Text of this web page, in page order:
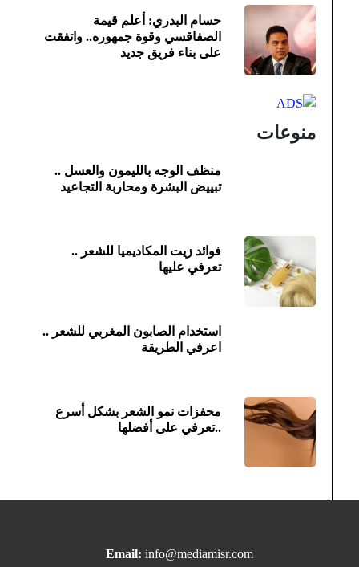
حسام البدري: أعلم قيمة
الصفاقسي وقوة جمهوره.. واتفقت
على بناء فريق جديد
منوعات
منظف الوجه بالليمون والعسل ..
تبييض البشرة ومحاربة التجاعيد
فوائد زيت المكاديميا للشعر ..
تعرفي عليها
استخدام الصابون المغربي للشعر ..
اعرفي الطريقة
محفزات نمو الشعر بشكل أسرع
..تعرفي على أفضلها
Email: info@mediamisr.com